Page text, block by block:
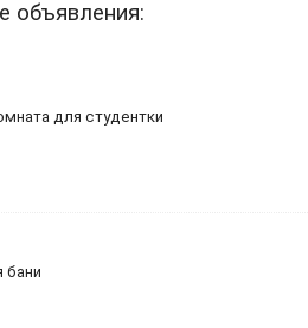
объявления:
для студентки
бани